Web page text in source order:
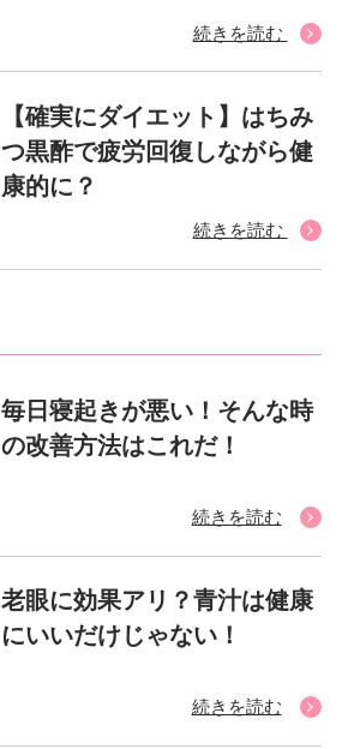
続きを読む
【確実にダイエット】はちみ
つ黒酢で疲労回復しながら健
康的に？
続きを読む
毎日寝起きが悪い！そんな時
の改善方法はこれだ！
続きを読む
老眼に効果アリ？青汁は健康
にいいだけじゃない！
続きを読む